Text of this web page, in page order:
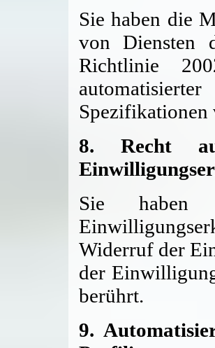
Sie haben die
von Diensten
Richtlinie
Spezifikationen
8. Recht
Sie haben
Widerruf der
der
berührt.
9.